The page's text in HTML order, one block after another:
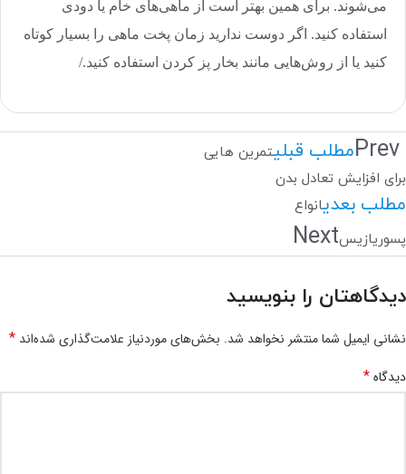
می‌شوند. برای همین بهتر است از ماهی‌های خام یا دودی
استفاده کنید. اگر دوست ندارید زمان پخت ماهی را بسیار کوتاه
کنید یا از روش‌هایی مانند بخار پز کردن استفاده کنید./
Prevمطلب قبلیتمرین هایی
برای افزایش تعادل بدن
مطلب بعدیانواع
پسوریازیسNext
دیدگاهتان را بنویسید
نشانی ایمیل شما منتشر نخواهد شد. بخش‌های موردنیاز علامت‌گذاری شده‌اند *
دیدگاه*